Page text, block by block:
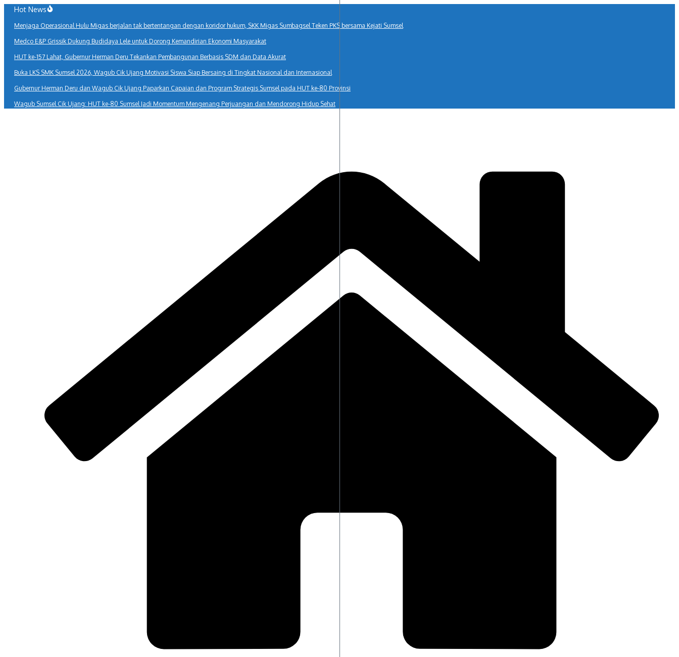
Lewati
konten
Hot News
Menjaga Operasional Hulu Migas berjalan tak bertentangan dengan koridor hukum, SKK Migas Sumbagsel Teken PKS bersama Kejati Sumsel
Medco E&P Grissik Dukung Budidaya Lele untuk Dorong Kemandirian Ekonomi Masyarakat
HUT ke-157 Lahat, Gubernur Herman Deru Tekankan Pembangunan Berbasis SDM dan Data Akurat
Buka LKS SMK Sumsel 2026, Wagub Cik Ujang Motivasi Siswa Siap Bersaing di Tingkat Nasional dan Internasional
Gubernur Herman Deru dan Wagub Cik Ujang Paparkan Capaian dan Program Strategis Sumsel pada HUT ke-80 Provinsi
Wagub Sumsel Cik Ujang: HUT ke-80 Sumsel Jadi Momentum Mengenang Perjuangan dan Mendorong Hidup Sehat